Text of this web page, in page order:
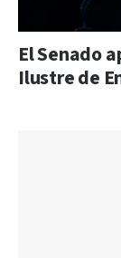
El Senado
Ilustre de